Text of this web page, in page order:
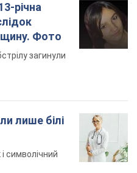
річна
Фото
загинули
лише білі
символічний